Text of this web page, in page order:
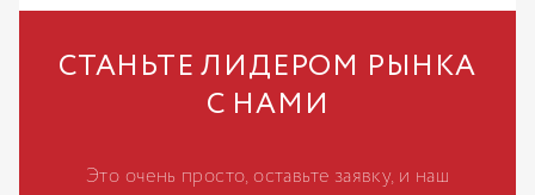
СТАНЬТЕ ЛИДЕРОМ РЫНКА
С НАМИ
Это очень просто, оставьте заявку, и наш